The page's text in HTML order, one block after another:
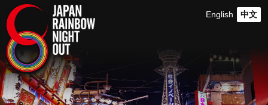
English 中文